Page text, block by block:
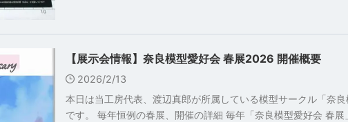
【展示会情報】奈良模型愛好会 春展2026 開催概要
2026/2/13
本日は当工房代表、渡辺真郎が所属している模型サークル「奈
です。 毎年恒例の春展、開催の詳細 毎年「奈良模型愛好会 春